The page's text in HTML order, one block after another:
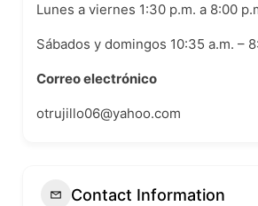
Lunes a viernes 1:30 p.m. a 8:00
Sábados y domingos 10:35 a.m. –
Correo electrónico
otrujillo06@yahoo.com
Contact Information